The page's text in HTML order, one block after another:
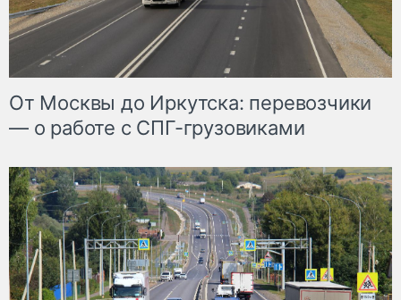
От Москвы до Иркутска: перевозчики
— о работе с СПГ-грузовиками